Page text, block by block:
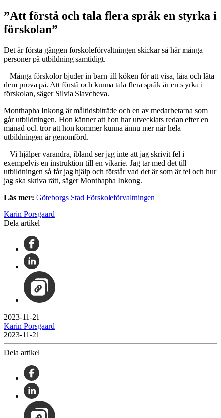
”Att förstå och tala flera språk en styrka i
förskolan”
Det är första gången förskoleförvaltningen skickar så här många
personer på utbildning samtidigt.
– Många förskolor bjuder in barn till köken för att visa, lära och låta
dem prova på. Att förstå och kunna tala flera språk är en styrka i
förskolan, säger Silvia Slavcheva.
Monthapha Inkong är måltidsbiträde och en av medarbetarna som
går utbildningen. Hon känner att hon har utvecklats redan efter en
månad och tror att hon kommer kunna ännu mer när hela
utbildningen är genomförd.
– Vi hjälper varandra, ibland ser jag inte att jag skrivit fel i
exempelvis en instruktion till en vikarie. Jag tar med det till
utbildningen så får jag hjälp och förstår vad det är som är fel och hur
jag ska skriva rätt, säger Monthapha Inkong.
Läs mer: Göteborgs Stad Förskoleförvaltningen
Karin Porsgaard
Dela artikel
2023-11-21
Karin Porsgaard
2023-11-21
Dela artikel